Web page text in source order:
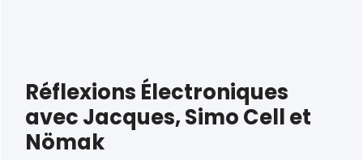
Réflexions Électroniques
avec Jacques, Simo Cell et
Nömak